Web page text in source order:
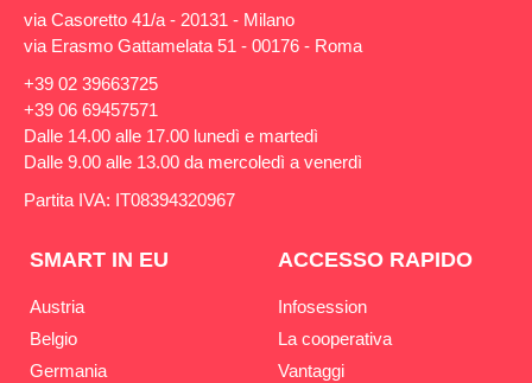
via Casoretto 41/a - 20131 - Milano
via Erasmo Gattamelata 51 - 00176 - Roma
+39 02 39663725
+39 06 69457571
Dalle 14.00 alle 17.00 lunedì e martedì
Dalle 9.00 alle 13.00 da mercoledì a venerdì
Partita IVA: IT08394320967
SMART IN EU
Austria
Belgio
Germania
ACCESSO RAPIDO
Infosession
La cooperativa
Vantaggi